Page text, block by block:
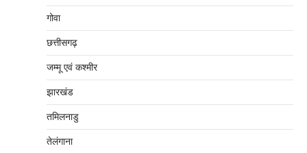
गोवा
छत्तीसगढ़
जम्‍मू एवं कश्‍मीर
झारखंड
तमिलनाडु
तेलंगाना